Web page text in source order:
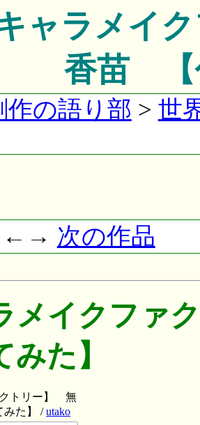
ャラメイ
香苗 【
作の語り部 > 世
←→ 次の作品
メイクフ
みた】
クトリー】 無
みた】 /utako